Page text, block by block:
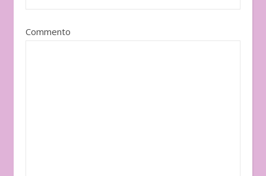
Commento